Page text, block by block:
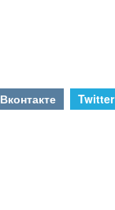
Вконтакте Twitter